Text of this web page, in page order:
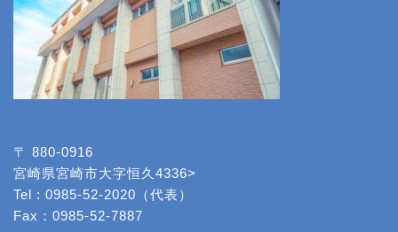
〒 880-0916
宮崎県宮崎市大字恒久4336>
Tel : 0985-52-2020（代表）
Fax：0985-52-7887